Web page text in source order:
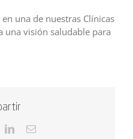
una de nuestras Clínicas
una visión saludable para
LinkedInCorreo